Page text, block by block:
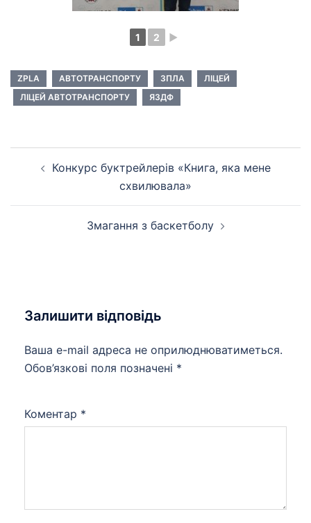
1 2 ►
ZPLA АВТОТРАНСПОРТУ ЗПЛА
ЛІЦЕЙ
ЛІЦЕЙ АВТОТРАНСПОРТУ
ЯЗДФ
Конкурс буктрейлерів «Книга, яка мене
схвилювала»
Змагання з баскетболу
Залишити відповідь
Ваша e-mail адреса не оприлюднюватиметься.
Обов’язкові поля позначені *
Коментар *